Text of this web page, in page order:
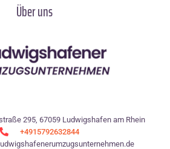
Über uns
295, 67059 Ludwigshafen am Rhein
+4915792632844